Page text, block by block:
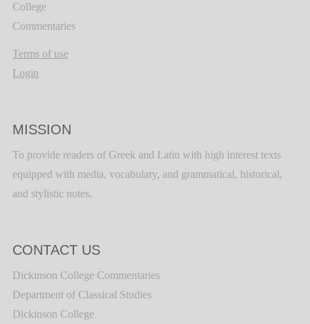
College
Commentaries
Terms of use
Login
MISSION
To provide readers of Greek and Latin with high interest texts
equipped with media, vocabulary, and grammatical, historical,
and stylistic notes.
CONTACT US
Dickinson College Commentaries
Department of Classical Studies
Dickinson College